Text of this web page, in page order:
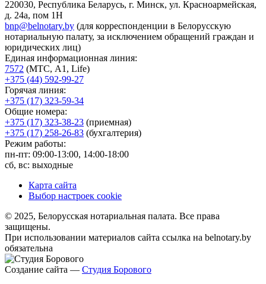
220030, Республика Беларусь, г. Минск, ул. Красноармейская,
д. 24а, пом 1Н
bnp@belnotary.by (для корреспонденции в Белорусскую
нотариальную палату, за исключением обращений граждан и
юридических лиц)
Единая информационная линия:
7572 (МТС, A1, Life)
+375 (44) 592-99-27
Горячая линия:
+375 (17) 323-59-34
Общие номера:
+375 (17) 323-38-23 (приемная)
+375 (17) 258-26-83 (бухгалтерия)
Режим работы:
пн-пт: 09:00-13:00, 14:00-18:00
сб, вс: выходные
Карта сайта
Выбор настроек cookie
© 2025, Белорусская нотариальная палата. Все права
защищены.
При использовании материалов сайта ссылка на belnotary.by
обязательна
Создание сайта — Студия Борового